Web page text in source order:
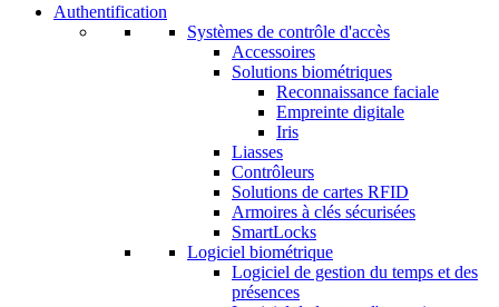
Authentification
Systèmes de contrôle d'accès
Accessoires
Solutions biométriques
Reconnaissance faciale
Empreinte digitale
Iris
Liasses
Contrôleurs
Solutions de cartes RFID
Armoires à clés sécurisées
SmartLocks
Logiciel biométrique
Logiciel de gestion du temps et des
présences